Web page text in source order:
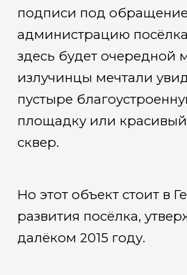
подписи под
администрацию
здесь будет очередной
излучинцы мечтали
пустыре
площадку или
сквер.
Но этот объект стоит в
развития посёлка,
далёком 2015 году.